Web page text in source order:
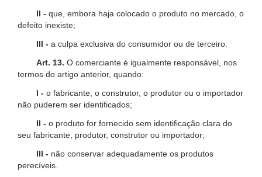
II - que, embora haja colocado o produto no mercado, o
defeito inexiste;
III - a culpa exclusiva do consumidor ou de terceiro.
Art. 13. O comerciante é igualmente responsável, nos
termos do artigo anterior, quando:
I - o fabricante, o construtor, o produtor ou o importador
não puderem ser identificados;
II - o produto for fornecido sem identificação clara do
seu fabricante, produtor, construtor ou importador;
III - não conservar adequadamente os produtos
perecíveis.